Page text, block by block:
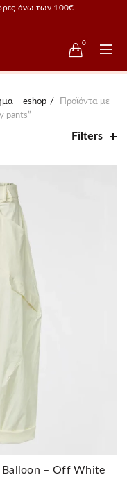
άνω των 100€
0
– eshop
Προϊόντα με
pants”
Filters
Balloon – Off White